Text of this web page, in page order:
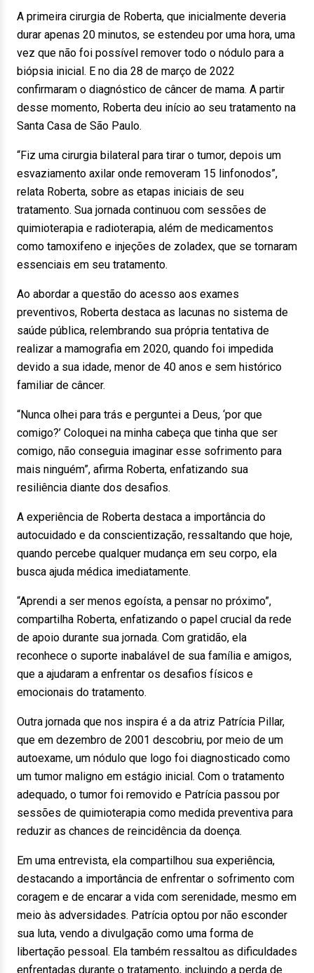
A primeira cirurgia de Roberta, que inicialmente deveria
durar apenas 20 minutos, se estendeu por uma hora, uma
vez que não foi possível remover todo o nódulo para a
biópsia inicial. E no dia 28 de março de 2022
confirmaram o diagnóstico de câncer de mama. A partir
desse momento, Roberta deu início ao seu tratamento na
Santa Casa de São Paulo.
“Fiz uma cirurgia bilateral para tirar o tumor, depois um
esvaziamento axilar onde removeram 15 linfonodos”,
relata Roberta, sobre as etapas iniciais de seu
tratamento. Sua jornada continuou com sessões de
quimioterapia e radioterapia, além de medicamentos
como tamoxifeno e injeções de zoladex, que se tornaram
essenciais em seu tratamento.
Ao abordar a questão do acesso aos exames
preventivos, Roberta destaca as lacunas no sistema de
saúde pública, relembrando sua própria tentativa de
realizar a mamografia em 2020, quando foi impedida
devido a sua idade, menor de 40 anos e sem histórico
familiar de câncer.
“Nunca olhei para trás e perguntei a Deus, ‘por que
comigo?’ Coloquei na minha cabeça que tinha que ser
comigo, não conseguia imaginar esse sofrimento para
mais ninguém”, afirma Roberta, enfatizando sua
resiliência diante dos desafios.
A experiência de Roberta destaca a importância do
autocuidado e da conscientização, ressaltando que hoje,
quando percebe qualquer mudança em seu corpo, ela
busca ajuda médica imediatamente.
“Aprendi a ser menos egoísta, a pensar no próximo”,
compartilha Roberta, enfatizando o papel crucial da rede
de apoio durante sua jornada. Com gratidão, ela
reconhece o suporte inabalável de sua família e amigos,
que a ajudaram a enfrentar os desafios físicos e
emocionais do tratamento.
Outra jornada que nos inspira é a da atriz Patrícia Pillar,
que em dezembro de 2001 descobriu, por meio de um
autoexame, um nódulo que logo foi diagnosticado como
um tumor maligno em estágio inicial. Com o tratamento
adequado, o tumor foi removido e Patrícia passou por
sessões de quimioterapia como medida preventiva para
reduzir as chances de reincidência da doença.
Em uma entrevista, ela compartilhou sua experiência,
destacando a importância de enfrentar o sofrimento com
coragem e de encarar a vida com serenidade, mesmo em
meio às adversidades. Patrícia optou por não esconder
sua luta, vendo a divulgação como uma forma de
libertação pessoal. Ela também ressaltou as dificuldades
enfrentadas durante o tratamento, incluindo a perda de